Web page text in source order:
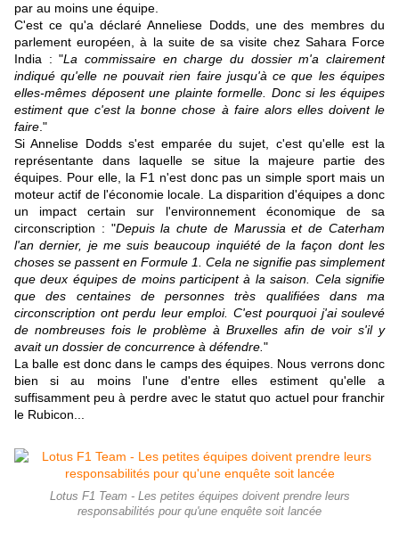
par au moins une équipe.
C'est ce qu'a déclaré Anneliese Dodds, une des membres du
parlement européen, à la suite de sa visite chez Sahara Force
India : "La commissaire en charge du dossier m'a clairement
indiqué qu'elle ne pouvait rien faire jusqu'à ce que les équipes
elles-mêmes déposent une plainte formelle. Donc si les équipes
estiment que c'est la bonne chose à faire alors elles doivent le
faire ."
Si Annelise Dodds s'est emparée du sujet, c'est qu'elle est la
représentante dans laquelle se situe la majeure partie des
équipes. Pour elle, la F1 n'est donc pas un simple sport mais un
moteur actif de l'économie locale. La disparition d'équipes a donc
un impact certain sur l'environnement économique de sa
circonscription : "Depuis la chute de Marussia et de Caterham
l'an dernier, je me suis beaucoup inquiété de la façon dont les
choses se passent en Formule 1. Cela ne signifie pas simplement
que deux équipes de moins participent à la saison. Cela signifie
que des centaines de personnes très qualifiées dans ma
circonscription ont perdu leur emploi. C'est pourquoi j'ai soulevé
de nombreuses fois le problème à Bruxelles afin de voir s'il y
avait un dossier de concurrence à défendre. "
La balle est donc dans le camps des équipes. Nous verrons donc
bien si au moins l'une d'entre elles estiment qu'elle a
suffisamment peu à perdre avec le statut quo actuel pour franchir
le Rubicon...
Lotus F1 Team - Les petites équipes doivent prendre leurs
responsabilités pour qu'une enquête soit lancée